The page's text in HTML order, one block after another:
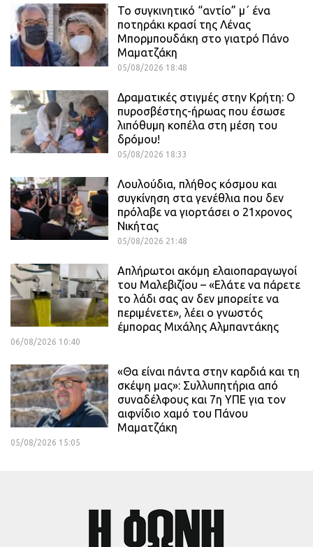
Το συγκινητικό “αντίο” μ΄ ένα
ποτηράκι κρασί της Λένας
Μπορμπουδάκη στο γιατρό Πάνο
Μαματζάκη
05/08/2026 18:48
Δραματικές στιγμές στην Κρήτη: Ο
πυροσβέστης-ήρωας που έσωσε
λιπόθυμη κοπέλα στη μέση του
δρόμου!
05/08/2026 18:33
Λουλούδια, πλήθος κόσμου και
συγκίνηση στα γενέθλια που δεν
πρόλαβε να γιορτάσει ο 21χρονος
Νικήτας
05/08/2026 21:48
Απλήρωτοι ακόμη ελαιοπαραγωγοί
του Μαλεβιζίου – «Ελάτε να πάρετε
το λάδι σας αν δεν μπορείτε να
περιμένετε», λέει ο γνωστός
έμπορας Μιχάλης Αλμπαντάκης
06/08/2026 10:40
«Θα είναι πάντα στην καρδιά και τη
σκέψη μας»: Συλλυπητήρια από
συναδέλφους και 7η ΥΠΕ για τον
αιφνίδιο χαμό του Πάνου
Μαματζάκη
05/08/2026 15:05